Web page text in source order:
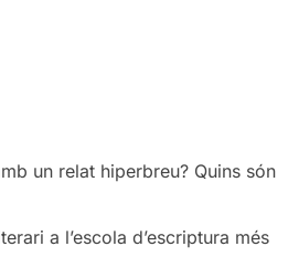
un relat hiperbreu? Quins són
a l’escola d’escriptura més